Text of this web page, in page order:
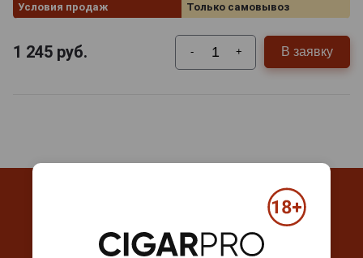
Условия продаж
Только самовывоз
1 245 руб. - + В заявку